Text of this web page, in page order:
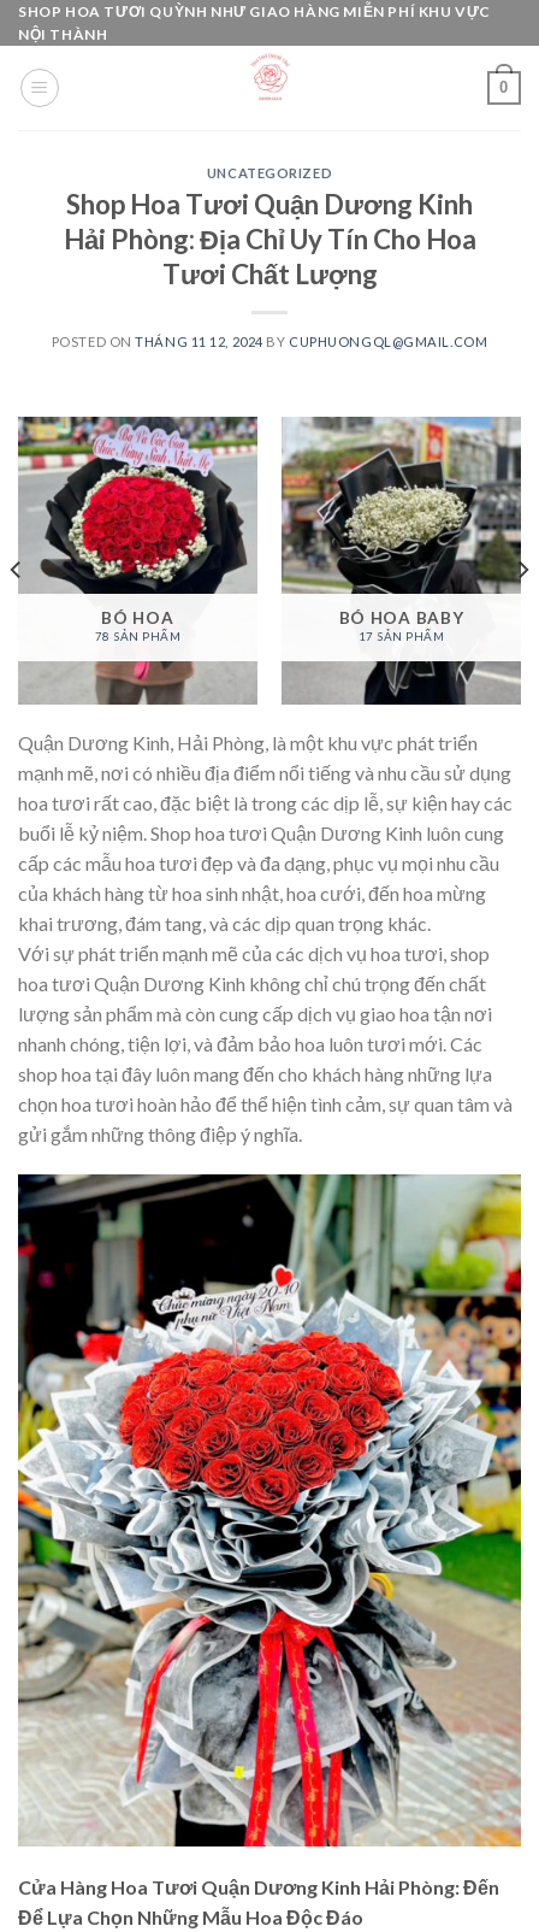
Skip
to
content
SHOP HOA TƯƠI QUỲNH NHƯ GIAO HÀNG MIỄN PHÍ KHU VỰC
NỘI THÀNH
0
UNCATEGORIZED
Shop Hoa Tươi Quận Dương Kinh
Hải Phòng: Địa Chỉ Uy Tín Cho Hoa
Tươi Chất Lượng
POSTED ONTHÁNG 11 12, 2024 BY CUPHUONGQL@GMAIL.COM
BÓ HOA
78 SẢN PHẨM
BÓ HOA BABY
17 SẢN PHẨM
Quận Dương Kinh, Hải Phòng, là một khu vực phát triển
mạnh mẽ, nơi có nhiều địa điểm nổi tiếng và nhu cầu sử dụng
hoa tươi rất cao, đặc biệt là trong các dịp lễ, sự kiện hay các
buổi lễ kỷ niệm. Shop hoa tươi Quận Dương Kinh luôn cung
cấp các mẫu hoa tươi đẹp và đa dạng, phục vụ mọi nhu cầu
của khách hàng từ hoa sinh nhật, hoa cưới, đến hoa mừng
khai trương, đám tang, và các dịp quan trọng khác.
Với sự phát triển mạnh mẽ của các dịch vụ hoa tươi, shop
hoa tươi Quận Dương Kinh không chỉ chú trọng đến chất
lượng sản phẩm mà còn cung cấp dịch vụ giao hoa tận nơi
nhanh chóng, tiện lợi, và đảm bảo hoa luôn tươi mới. Các
shop hoa tại đây luôn mang đến cho khách hàng những lựa
chọn hoa tươi hoàn hảo để thể hiện tình cảm, sự quan tâm và
gửi gắm những thông điệp ý nghĩa.
Cửa Hàng Hoa Tươi Quận Dương Kinh Hải Phòng: Đến
Để Lựa Chọn Những Mẫu Hoa Độc Đáo